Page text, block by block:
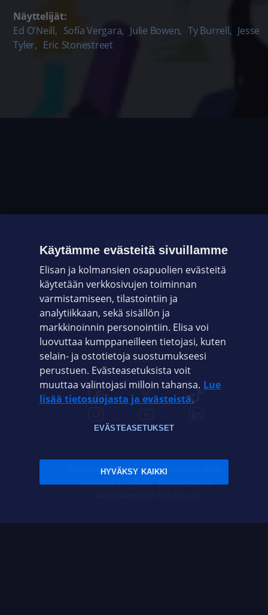
Näyttelijät:
Ed O'Neill, Sofía Vergara, Julie Bowen, Ty Burrell, Jesse
Tyler, Eric Stonestreet
OHJEET JA VINKIT
OMAYHTEISÖ
VIANSELVITYS
ASIAKASPALVELU
ELISA.FI
Sopimusehdot Tietosuoja Evästeasetukset
Sääntelyviranomaiset Saavutettavuus
Käytämme evästeitä sivuillamme
Elisan ja kolmansien osapuolien evästeitä
käytetään verkkosivujen toiminnan
varmistamiseen, tilastointiin ja
analytiikkaan, sekä sisällön ja
markkinoinnin personointiin. Elisa voi
luovuttaa kumppaneilleen tietojasi, kuten
selain- ja ostotietoja suostumukseesi
perustuen. Evästeasetuksista voit
muuttaa valintojasi milloin tahansa. Lue
lisää tietosuojasta ja evästeistä.
EVÄSTEASETUKSET
HYVÄKSY KAIKKI